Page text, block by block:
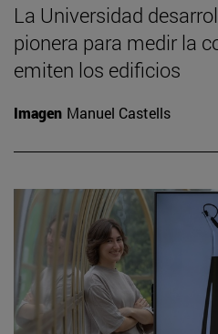
La Universidad
pionera para medir la
emiten los edificios
Imagen Manuel Castells